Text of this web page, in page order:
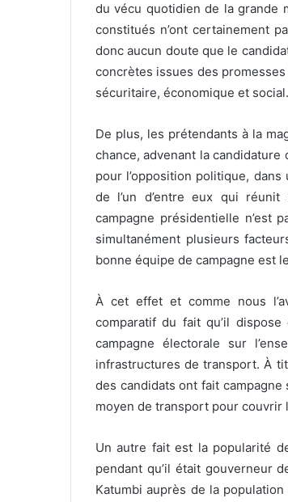
du vécu quotidien de la grande
constitués n’ont certainement
donc aucun doute que le
concrètes issues des
sécuritaire, économique et social.
De plus, les prétendants à la
chance, advenant la
pour l’opposition politique,
de l’un d’entre eux qui réunit
campagne présidentielle n’est
simultanément plusieurs
bonne équipe de campagne est
À cet effet et comme nous
comparatif du fait qu’il
campagne électorale sur
infrastructures de transport. À
des candidats ont fait
moyen de transport pour couvrir
Un autre fait est la popularité
pendant qu’il était gouverneur
Katumbi auprès de la